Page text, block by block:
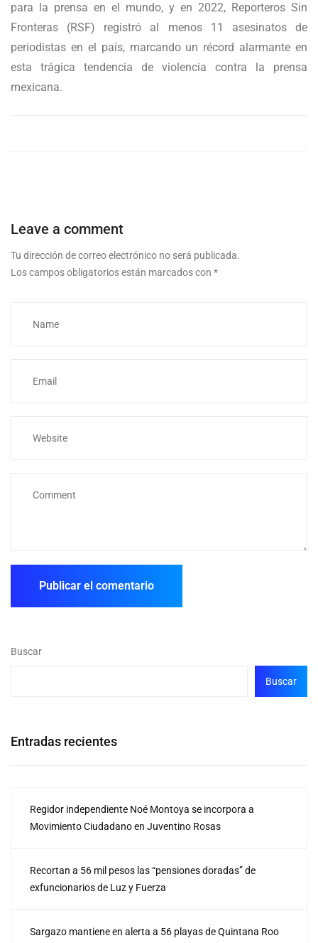
para la prensa en el mundo, y en 2022, Reporteros Sin
Fronteras (RSF) registró al menos 11 asesinatos de
periodistas en el país, marcando un récord alarmante en
esta trágica tendencia de violencia contra la prensa
mexicana.
Leave a comment
Tu dirección de correo electrónico no será publicada.
Los campos obligatorios están marcados con *
Buscar
Buscar
Entradas recientes
Regidor independiente Noé Montoya se incorpora a
Movimiento Ciudadano en Juventino Rosas
Recortan a 56 mil pesos las “pensiones doradas” de
exfuncionarios de Luz y Fuerza
Sargazo mantiene en alerta a 56 playas de Quintana Roo